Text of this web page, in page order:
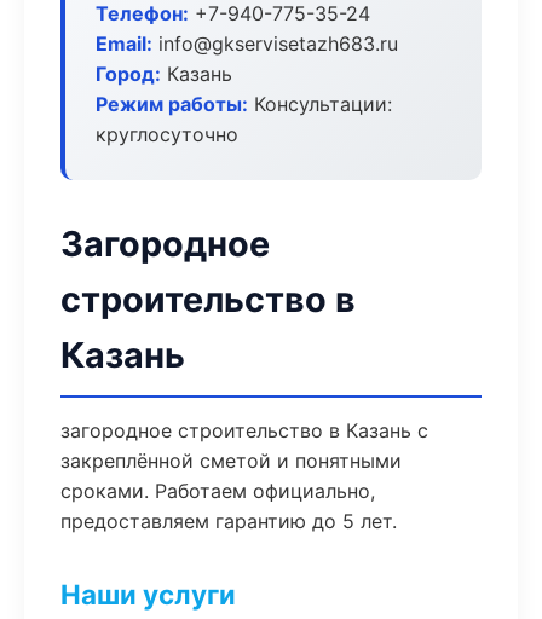
Телефон: +7-940-775-35-24
Email: info@gkservisetazh683.ru
Город: Казань
Режим работы: Консультации:
круглосуточно
Загородное
строительство в
Казань
загородное строительство в Казань с
закреплённой сметой и понятными
сроками. Работаем официально,
предоставляем гарантию до 5 лет.
Наши услуги